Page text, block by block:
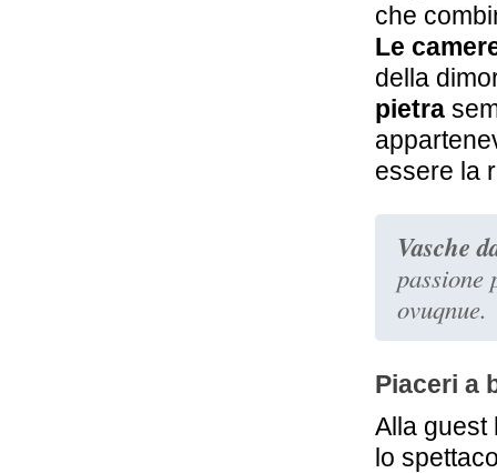
che
Le
della
pietra
essere la
Vasche
passione
ovuqnue.
Piaceri a
Alla
lo